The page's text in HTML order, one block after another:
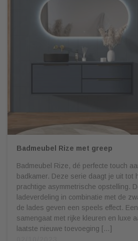
Badmeubel Rize met greep
Badmeubel Rize, dé perfecte touch
badkamer. Deze serie daagt je uit tot
prachtige asymmetrische opstelling.
ladeverdeling in combinatie met de
de lades geven een speels effect.
samengaat met rijke kleuren en luxe
laatste nieuwe toevoeging […]